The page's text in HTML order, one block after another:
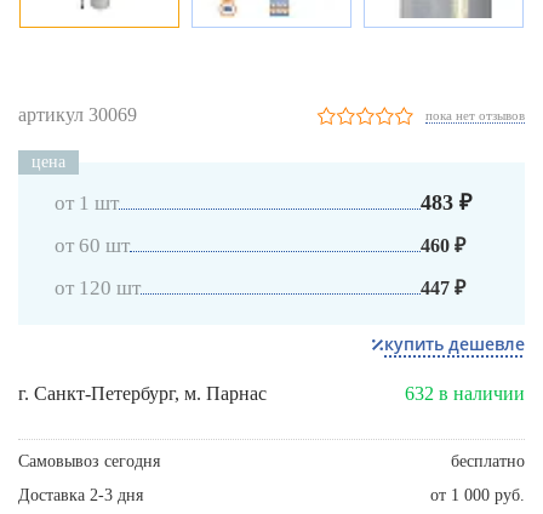
артикул 30069 пока нет отзывов
цена
от 1 шт 483 ₽
от 60 шт 460 ₽
от 120 шт 447 ₽
купить дешевле
г. Санкт-Петербург, м. Парнас 632 в наличии
Самовывоз сегодня
бесплатно
Доставка 2-3 дня
от 1 000 руб.